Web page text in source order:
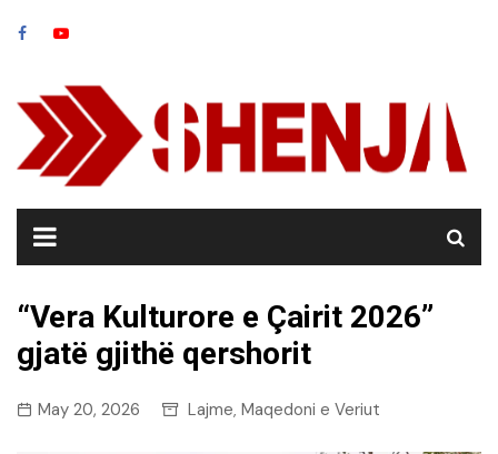
“Vera Kulturore e Çairit 2026”
gjatë gjithë qershorit
May 20, 2026 Lajme, Maqedoni e Veriut